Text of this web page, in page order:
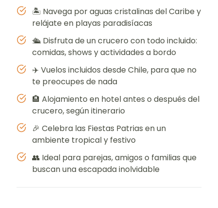
🏝️ Navega por aguas cristalinas del Caribe y
relájate en playas paradisíacas
🛳️ Disfruta de un crucero con todo incluido:
comidas, shows y actividades a bordo
✈️ Vuelos incluidos desde Chile, para que no
te preocupes de nada
🏨 Alojamiento en hotel antes o después del
crucero, según itinerario
🎉 Celebra las Fiestas Patrias en un
ambiente tropical y festivo
👥 Ideal para parejas, amigos o familias que
buscan una escapada inolvidable